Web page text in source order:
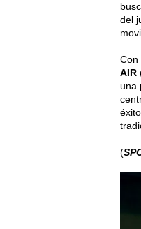
del
Con
AIR
una
(